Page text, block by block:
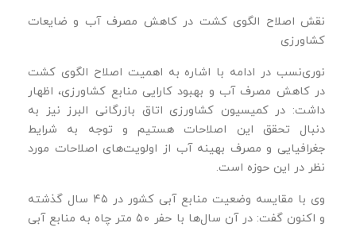
نقش اصلاح الگوی کشت در کاهش مصرف آب و ضایعات
کشاورزی
نوری‌نسب در ادامه با اشاره به اهمیت اصلاح الگوی کشت
در کاهش مصرف آب و بهبود کارایی منابع کشاورزی، اظهار
داشت: در کمیسیون کشاورزی اتاق بازرگانی البرز نیز به
دنبال تحقق این اصلاحات هستیم و توجه به شرایط
جغرافیایی و مصرف بهینه آب از اولویت‌های اصلاحات مورد
نظر در این حوزه است.
وی با مقایسه وضعیت منابع آبی کشور در ۴۵ سال گذشته
و اکنون گفت: در آن سال‌ها با حفر ۵۰ متر چاه به منابع آبی